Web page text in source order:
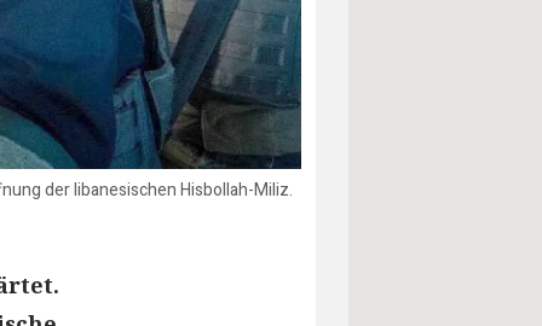
der libanesischen Hisbollah-Miliz.